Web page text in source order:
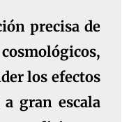
precisa de
los efectos
gran escala